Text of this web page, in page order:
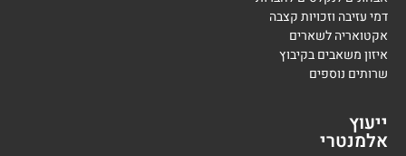
דמי עזיבה וזכויות קצבה
אקטואריה לשארים
איזון משאבים בקיבוץ
שרותים נוספים
ייעוץ
אלמנטרי